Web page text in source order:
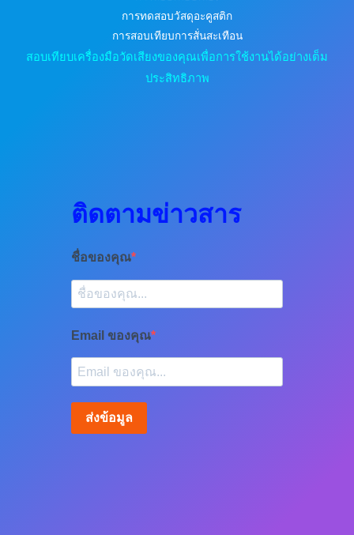
การทดสอบวัสดุอะคูสติก
การสอบเทียบการสั่นสะเทือน
สอบเทียบเครื่องมือวัดเสียงของคุณเพื่อการใช้งานได้อย่างเต็ม
ประสิทธิภาพ
ติดตามข่าวสาร
ชื่อของคุณ
Email ของคุณ
ส่งข้อมูล